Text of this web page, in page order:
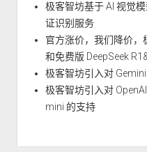
极客智坊基于 AI 视觉
证识别服务
官方涨价，我们降价，
和免费版 DeepSeek
极客智坊引入对
极客智坊引入对
mini 的支持